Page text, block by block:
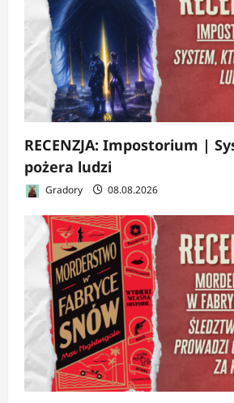
RECENZJA: Impostorium |
pożera ludzi
Gradory 08.08.2026